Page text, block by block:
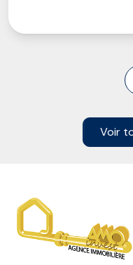
Voir